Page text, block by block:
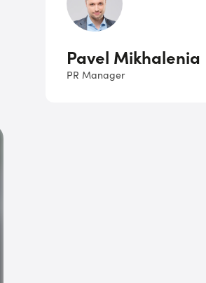
Pavel Mikhalenia
PR Manager